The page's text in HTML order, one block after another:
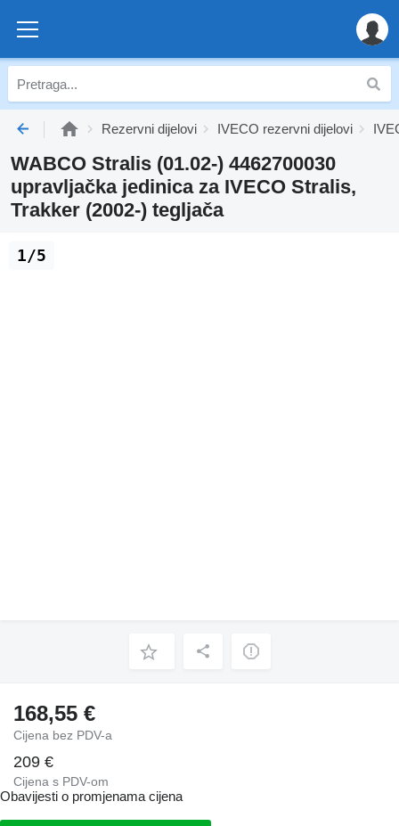
Rezervni dijelovi IVECO rezervni dijelovi
WABCO Stralis (01.02-) 4462700030
upravljačka jedinica za IVECO Stralis,
Trakker (2002-) tegljača
1/5
168,55 €
Cijena bez PDV-a
209 €
Cijena s PDV-om
Obavijesti o promjenama cijena